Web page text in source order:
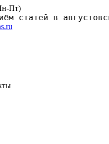
Пт)
в августовский